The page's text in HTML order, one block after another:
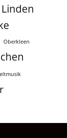
Linden
Oberkleen